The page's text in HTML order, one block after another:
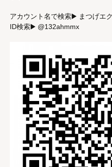
アカウント名で検索▶️ まつげエ
ID検索▶️ @132ahmmx